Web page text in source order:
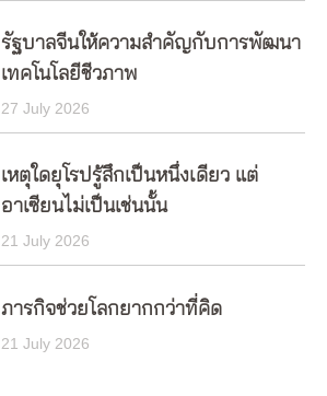
รัฐบาลจีนให้ความสำคัญกับการพัฒนา
เทคโนโลยีชีวภาพ
27 July 2026
เหตุใดยุโรปรู้สึกเป็นหนึ่งเดียว แต่
อาเซียนไม่เป็นเช่นนั้น
21 July 2026
ภารกิจช่วยโลกยากกว่าที่คิด
21 July 2026